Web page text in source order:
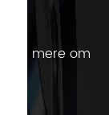
mere om